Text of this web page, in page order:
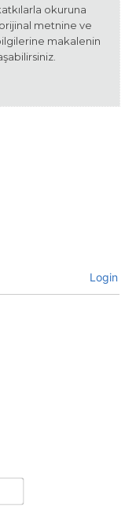
okuruna
metnine ve
makalenin
Login
Ad:*